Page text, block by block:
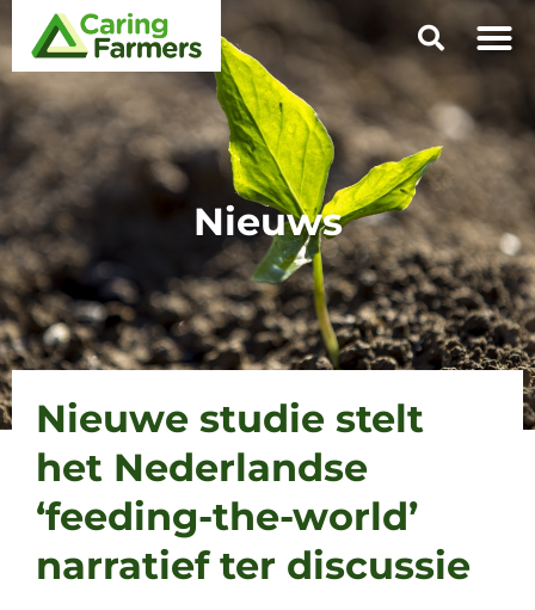
Nieuws
Nieuwe studie stelt
het Nederlandse
‘feeding-the-world’
narratief ter discussie